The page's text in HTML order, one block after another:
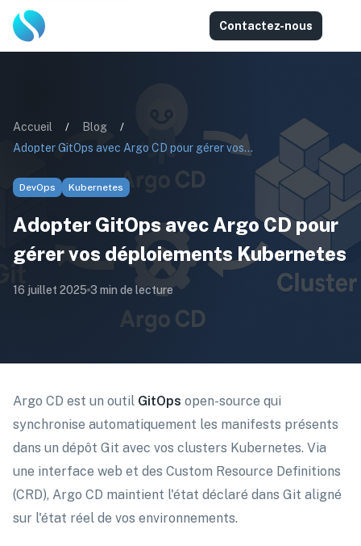
Contactez-nous
Accueil / Blog
/
Adopter GitOps avec Argo CD pour gérer vos déploiements Kubernetes
DevOps Kubernetes
Adopter GitOps avec Argo CD pour
gérer vos déploiements Kubernetes
16 juillet 2025 3 min de lecture
Argo CD est un outil GitOps open-source qui
synchronise automatiquement les manifests présents
dans un dépôt Git avec vos clusters Kubernetes. Via
une interface web et des Custom Resource Definitions
(CRD), Argo CD maintient l'état déclaré dans Git aligné
sur l'état réel de vos environnements.